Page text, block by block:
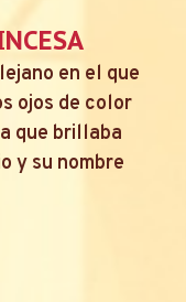
en el que
ojos de color
que brillaba
y su nombre